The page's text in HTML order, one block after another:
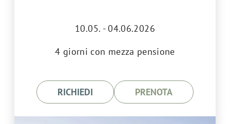
10.05. - 04.06.2026
4 giorni con mezza pensione
RICHIEDI PRENOTA